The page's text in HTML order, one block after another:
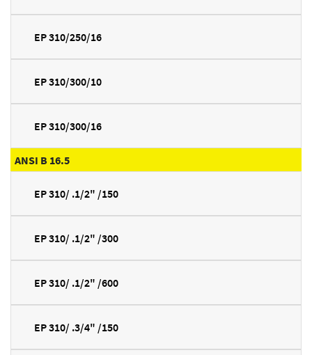
EP 310/250/16
EP 310/300/10
EP 310/300/16
ANSI B 16.5
EP 310/ .1/2" /150
EP 310/ .1/2" /300
EP 310/ .1/2" /600
EP 310/ .3/4" /150